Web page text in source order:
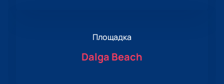
Площадка
Dalga Beach